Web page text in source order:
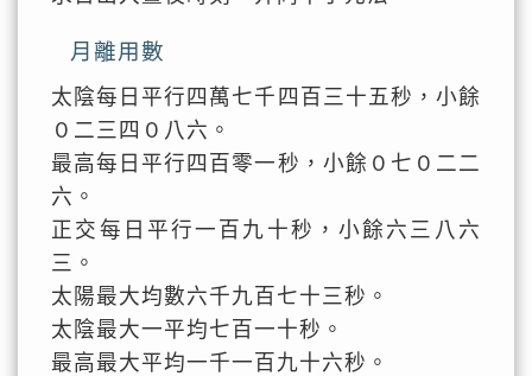
月離用數
太陰每日平行四萬七千四百三十五秒，小餘
０二三四０八六。
最高每日平行四百零一秒，小餘０七０二二
六。
正交每日平行一百九十秒，小餘六三八六
三。
太陽最大均數六千九百七十三秒。
太陰最大一平均七百一十秒。
最高最大平均一千一百九十六秒。